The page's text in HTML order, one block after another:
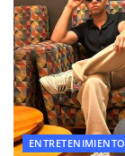
ENTRETENIMIENTO